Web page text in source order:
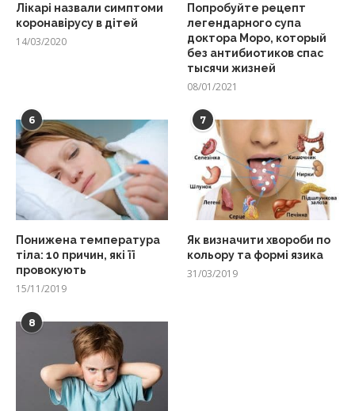
Лікарі назвали симптоми
коронавірусу в дітей
14/03/2020
Попробуйте рецепт
легендарного супа
доктора Моро, который
без антибиотиков спас
тысячи жизней
08/01/2021
6
Понижена температура
тіла: 10 причин, які її
провокують
15/11/2019
7
Як визначити хвороби по
кольору та формі язика
31/03/2019
8